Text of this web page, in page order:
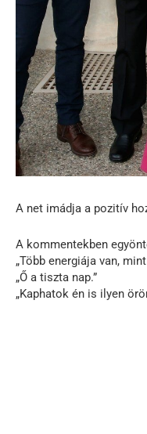
A net imádja a pozitív
A kommentekben
„Több energiája van,
„Ő a tiszta nap.”
„Kaphatok én is ilyen